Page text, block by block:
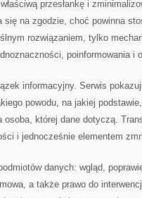
przesłankę i
się na zgodzie, choć powinna
rozwiązaniem, tylko
poinformowania i
informacyjny. Serwis
powodu, na jakiej
osoba, której dane dotyczą.
i jednocześnie elementem
danych: wgląd,
a także prawo do